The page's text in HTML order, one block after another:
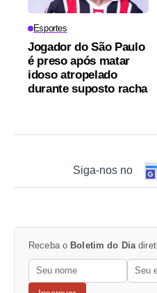
Esportes
Jogador do São Paulo
é preso após matar
idoso atropelado
durante suposto racha
Siga-nos no
Receba o Boletim do Dia